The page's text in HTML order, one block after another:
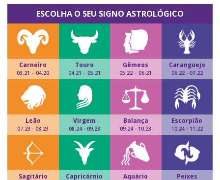
ESCOLHA O SEU SIGNO ASTROLÓGICO
Carneiro
03.21 – 04.20
Touro
04.21 – 05.21
Gêmeos
05.22 – 06.21
Caranguejo
06.22 - 07.22
Leão
07.23 - 08.23
Virgem
08.24 - 09.23
Balança
09.24 - 10.23
Escorpião
10.24 - 11.22
Sagitário Capricórnio Aquário Peixes